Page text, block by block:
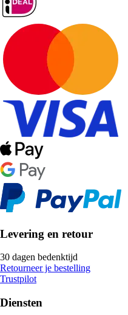
Levering en retour
30 dagen bedenktijd
Retourneer je bestelling
Trustpilot
Diensten